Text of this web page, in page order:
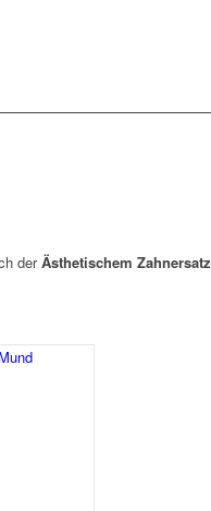
derÄsthetischem Zahnersatz